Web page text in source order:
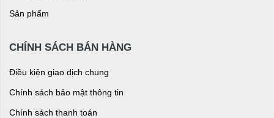
Sản phẩm
CHÍNH SÁCH BÁN HÀNG
Điều kiện giao dịch chung
Chính sách bảo mật thông tin
Chính sách thanh toán